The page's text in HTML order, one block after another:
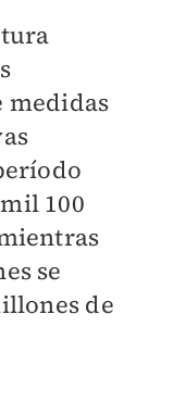
medidas
100
se
de